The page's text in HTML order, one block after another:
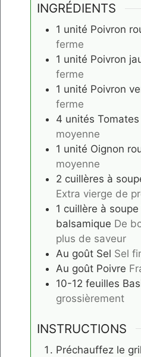
INGRÉDIENTS
1 unité Poivron
ferme
1 unité Poivron
ferme
1 unité Poivron
ferme
4 unités
moyenne
1 unité Oignon
moyenne
2 cuillères à
Extra vierge de
1 cuillère à soupe
balsamique De
plus de saveur
Au goût Sel Sel
Au goût Poivre
10-12 feuilles
grossièrement
INSTRUCTIONS
Préchauffez le